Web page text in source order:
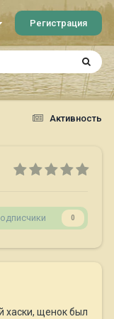
Регистрация
Активность
0
хаски, щенок был